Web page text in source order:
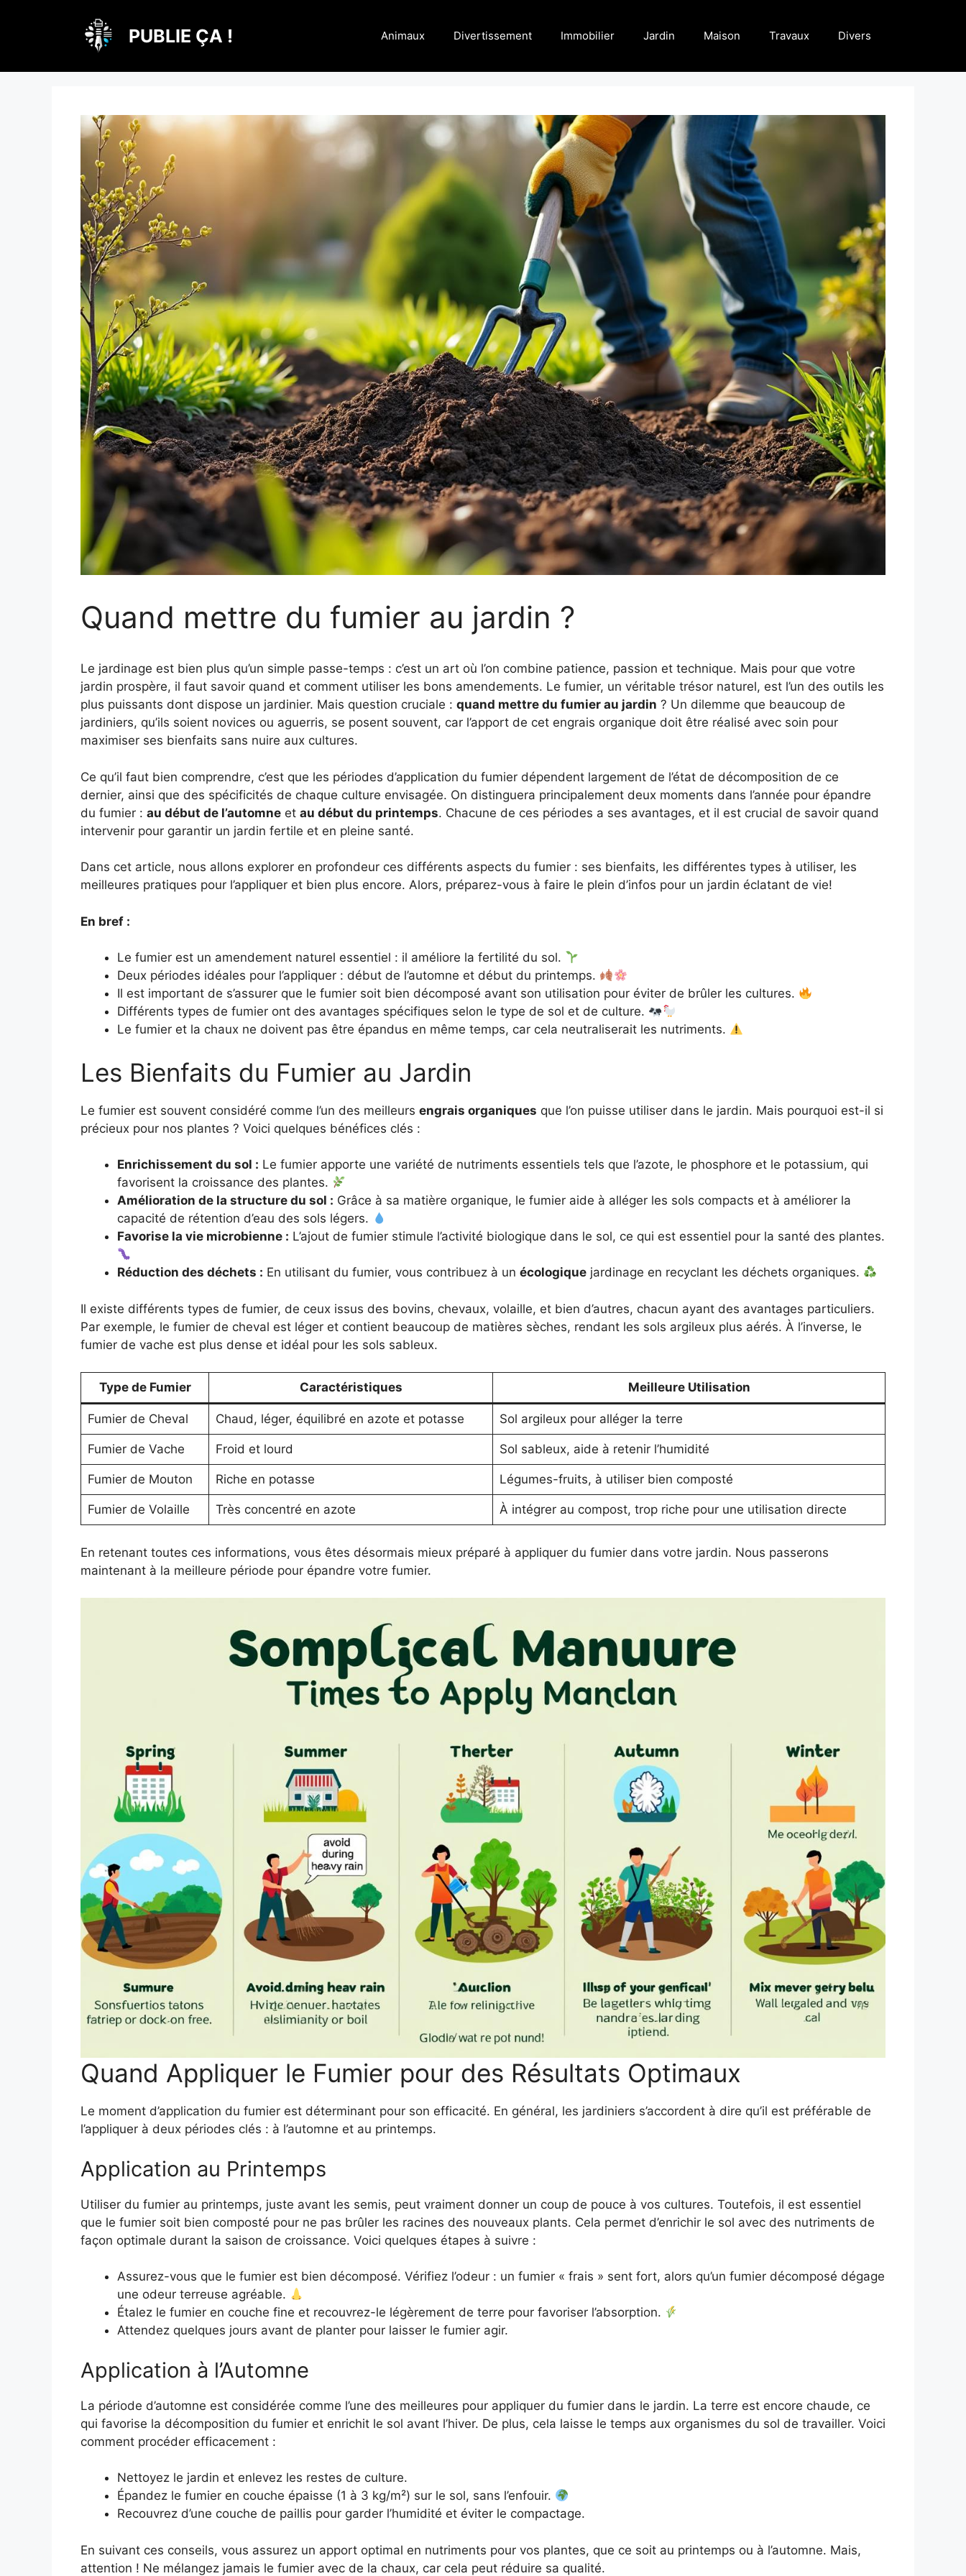
PUBLIE ÇA ! Animaux Divertissement Immobilier Jardin Maison Travaux Divers
Quand mettre du fumier au jardin ?
Le jardinage est bien plus qu’un simple passe-temps : c’est un art où l’on combine patience, passion et technique. Mais pour que votre
jardin prospère, il faut savoir quand et comment utiliser les bons amendements. Le fumier, un véritable trésor naturel, est l’un des outils les
plus puissants dont dispose un jardinier. Mais question cruciale : quand mettre du fumier au jardin ? Un dilemme que beaucoup de
jardiniers, qu’ils soient novices ou aguerris, se posent souvent, car l’apport de cet engrais organique doit être réalisé avec soin pour
maximiser ses bienfaits sans nuire aux cultures.
Ce qu’il faut bien comprendre, c’est que les périodes d’application du fumier dépendent largement de l’état de décomposition de ce
dernier, ainsi que des spécificités de chaque culture envisagée. On distinguera principalement deux moments dans l’année pour épandre
du fumier : au début de l’automne et au début du printemps. Chacune de ces périodes a ses avantages, et il est crucial de savoir quand
intervenir pour garantir un jardin fertile et en pleine santé.
Dans cet article, nous allons explorer en profondeur ces différents aspects du fumier : ses bienfaits, les différentes types à utiliser, les
meilleures pratiques pour l’appliquer et bien plus encore. Alors, préparez-vous à faire le plein d’infos pour un jardin éclatant de vie!
En bref :
Le fumier est un amendement naturel essentiel : il améliore la fertilité du sol.
Deux périodes idéales pour l’appliquer : début de l’automne et début du printemps.
Il est important de s’assurer que le fumier soit bien décomposé avant son utilisation pour éviter de brûler les cultures.
Différents types de fumier ont des avantages spécifiques selon le type de sol et de culture.
Le fumier et la chaux ne doivent pas être épandus en même temps, car cela neutraliserait les nutriments.
Les Bienfaits du Fumier au Jardin
Le fumier est souvent considéré comme l’un des meilleurs engrais organiques que l’on puisse utiliser dans le jardin. Mais pourquoi est-il si
précieux pour nos plantes ? Voici quelques bénéfices clés :
Enrichissement du sol : Le fumier apporte une variété de nutriments essentiels tels que l’azote, le phosphore et le potassium, qui
favorisent la croissance des plantes.
Amélioration de la structure du sol : Grâce à sa matière organique, le fumier aide à alléger les sols compacts et à améliorer la
capacité de rétention d’eau des sols légers.
Favorise la vie microbienne : L’ajout de fumier stimule l’activité biologique dans le sol, ce qui est essentiel pour la santé des plantes.
Réduction des déchets : En utilisant du fumier, vous contribuez à un écologique jardinage en recyclant les déchets organiques.
Il existe différents types de fumier, de ceux issus des bovins, chevaux, volaille, et bien d’autres, chacun ayant des avantages particuliers.
Par exemple, le fumier de cheval est léger et contient beaucoup de matières sèches, rendant les sols argileux plus aérés. À l’inverse, le
fumier de vache est plus dense et idéal pour les sols sableux.
Type de Fumier Caractéristiques Meilleure Utilisation
Fumier de Cheval Chaud, léger, équilibré en azote et potasse Sol argileux pour alléger la terre
Fumier de Vache Froid et lourd Sol sableux, aide à retenir l’humidité
Fumier de Mouton Riche en potasse Légumes-fruits, à utiliser bien composté
Fumier de Volaille Très concentré en azote À intégrer au compost, trop riche pour une utilisation directe
En retenant toutes ces informations, vous êtes désormais mieux préparé à appliquer du fumier dans votre jardin. Nous passerons
maintenant à la meilleure période pour épandre votre fumier.
Quand Appliquer le Fumier pour des Résultats Optimaux
Le moment d’application du fumier est déterminant pour son efficacité. En général, les jardiniers s’accordent à dire qu’il est préférable de
l’appliquer à deux périodes clés : à l’automne et au printemps.
Application au Printemps
Utiliser du fumier au printemps, juste avant les semis, peut vraiment donner un coup de pouce à vos cultures. Toutefois, il est essentiel
que le fumier soit bien composté pour ne pas brûler les racines des nouveaux plants. Cela permet d’enrichir le sol avec des nutriments de
façon optimale durant la saison de croissance. Voici quelques étapes à suivre :
Assurez-vous que le fumier est bien décomposé. Vérifiez l’odeur : un fumier « frais » sent fort, alors qu’un fumier décomposé dégage
une odeur terreuse agréable.
Étalez le fumier en couche fine et recouvrez-le légèrement de terre pour favoriser l’absorption.
Attendez quelques jours avant de planter pour laisser le fumier agir.
Application à l’Automne
La période d’automne est considérée comme l’une des meilleures pour appliquer du fumier dans le jardin. La terre est encore chaude, ce
qui favorise la décomposition du fumier et enrichit le sol avant l’hiver. De plus, cela laisse le temps aux organismes du sol de travailler. Voici
comment procéder efficacement :
Nettoyez le jardin et enlevez les restes de culture.
Épandez le fumier en couche épaisse (1 à 3 kg/m²) sur le sol, sans l’enfouir.
Recouvrez d’une couche de paillis pour garder l’humidité et éviter le compactage.
En suivant ces conseils, vous assurez un apport optimal en nutriments pour vos plantes, que ce soit au printemps ou à l’automne. Mais,
attention ! Ne mélangez jamais le fumier avec de la chaux, car cela peut réduire sa qualité.